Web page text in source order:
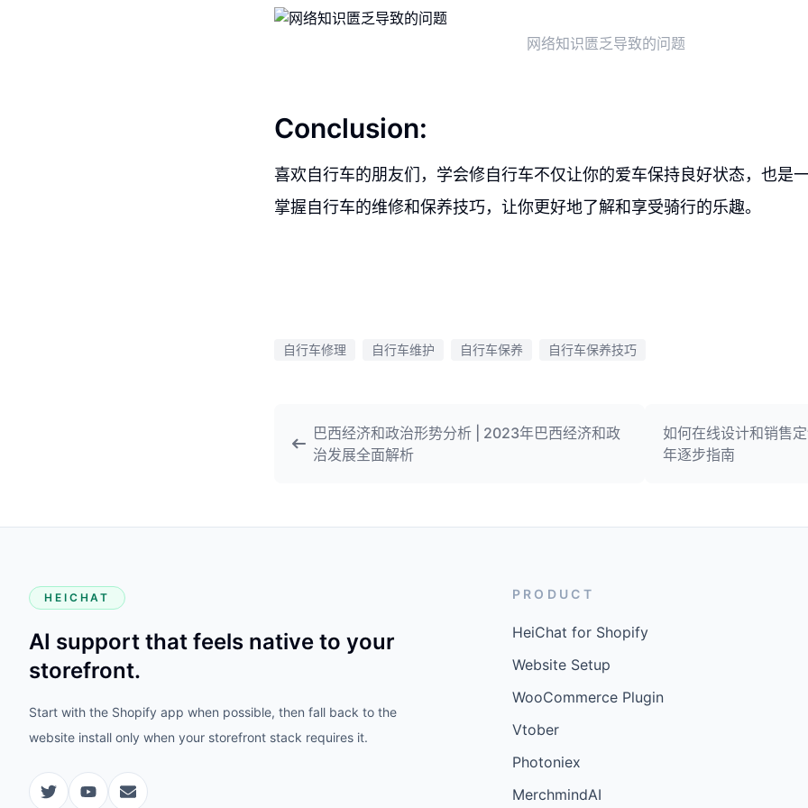
网络知识匮乏导致的问题
Conclusion:
喜欢自行车的朋友们，学会修自行车不仅让你的爱车保持良好状态，也是一
掌握自行车的维修和保养技巧，让你更好地了解和享受骑行的乐趣。
自行车修理 自行车维护 自行车保养 自行车保养技巧
巴西经济和政治形势分析 | 2023年巴西经济和政
治发展全面解析
如何在线设计和销售
年逐步指南
HEICHAT
AI support that feels native to your
storefront.
Start with the Shopify app when possible, then fall back to the
website install only when your storefront stack requires it.
PRODUCT
HeiChat for Shopify
Website Setup
WooCommerce Plugin
Vtober
Photoniex
MerchmindAI